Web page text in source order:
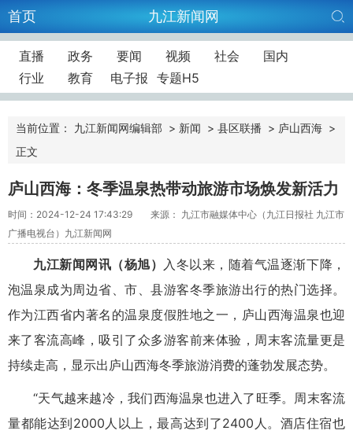
首页 九江新闻网
直播 政务 要闻 视频 社会
国内
行业
教育 电子报 专题H5
当前位置： 九江新闻网编辑部 > 新闻 > 县区联播 > 庐山西海 >
正文
庐山西海：冬季温泉热带动旅游市场焕发新活力
时间：2024-12-24 17:43:29
来源： 九江市融媒体中心（九江日报社 九江市
广播电视台）九江新闻网
九江新闻网讯 （杨旭） 入冬以来，随着气温逐渐下降，
泡温泉成为周边省、市、县游客冬季旅游出行的热门选择。
作为江西省内著名的温泉度假胜地之一，庐山西海温泉也迎
来了客流高峰，吸引了众多游客前来体验，周末客流量更是
持续走高，显示出庐山西海冬季旅游消费的蓬勃发展态势。
“天气越来越冷，我们西海温泉也进入了旺季。周末客流
量都能达到2000人以上，最高达到了2400人。酒店住宿也